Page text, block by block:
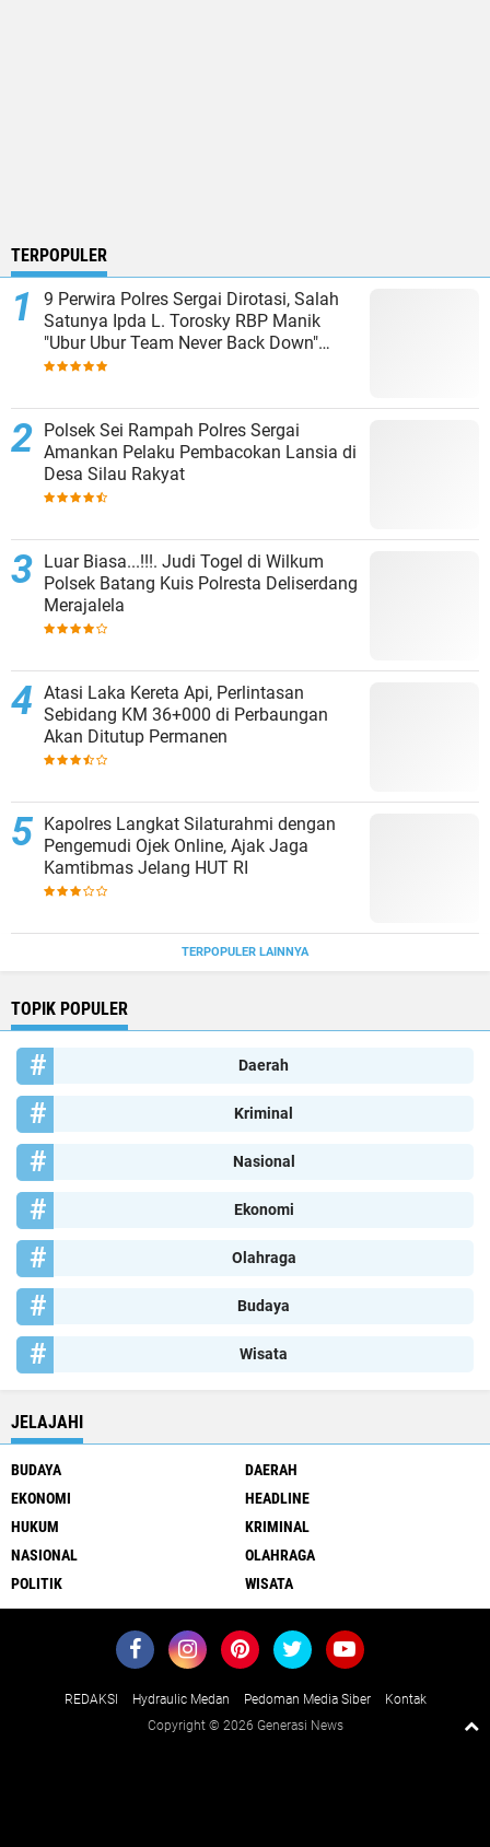
TERPOPULER
9 Perwira Polres Sergai Dirotasi, Salah
Satunya Ipda L. Torosky RBP Manik
"Ubur Ubur Team Never Back Down"
Menempati Polsek Dolok Masihul
Polsek Sei Rampah Polres Sergai
Amankan Pelaku Pembacokan Lansia di
Desa Silau Rakyat
Luar Biasa...!!!. Judi Togel di Wilkum
Polsek Batang Kuis Polresta Deliserdang
Merajalela
Atasi Laka Kereta Api, Perlintasan
Sebidang KM 36+000 di Perbaungan
Akan Ditutup Permanen
Kapolres Langkat Silaturahmi dengan
Pengemudi Ojek Online, Ajak Jaga
Kamtibmas Jelang HUT RI
TERPOPULER LAINNYA
TOPIK POPULER
Daerah
Kriminal
Nasional
Ekonomi
Olahraga
Budaya
Wisata
JELAJAHI
BUDAYA
DAERAH
EKONOMI
HEADLINE
HUKUM
KRIMINAL
NASIONAL
OLAHRAGA
POLITIK
WISATA
REDAKSI Hydraulic Medan Pedoman Media Siber
Kontak
Copyright © 2026 Generasi News